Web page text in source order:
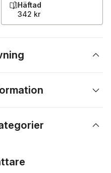
Häftad
342 kr